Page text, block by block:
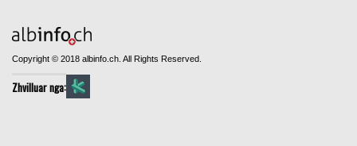
Copyright © 2018 albinfo.ch. All Rights Reserved.
Zhvilluar nga: